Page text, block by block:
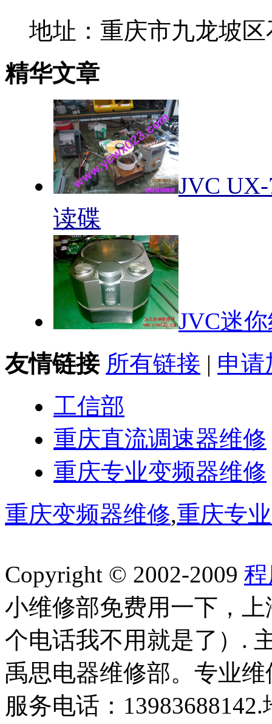
地址：重庆市九龙坡
精华文章
JVC
读碟
JVC迷
友情链接 所有链接 | 申请
工信部
重庆直流调速器维修
重庆专业变频器维修
重庆变频器维修,重庆专
Copyright © 2002-2009 程
小维修部免费用一下，
个电话我不用就是了）.
禹思电器维修部。专业
服务电话：